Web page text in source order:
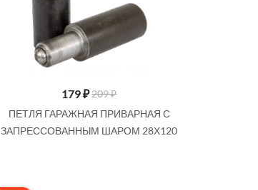
179₽209 ₽
ПЕТЛЯ ГАРАЖНАЯ ПРИВАРНАЯ С
ЗАПРЕССОВАННЫМ ШАРОМ 28Х120